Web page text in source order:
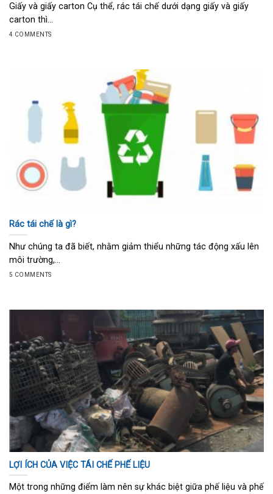
Giấy và giấy carton Cụ thể, rác tái chế dưới dạng giấy và giấy
carton thì...
4 COMMENTS
Rác tái chế là gì?
Như chúng ta đã biết, nhằm giảm thiểu những tác động xấu lên
môi trường,...
5 COMMENTS
LỢI ÍCH CỦA VIỆC TÁI CHẾ PHẾ LIỆU
Một trong những điểm làm nên sự khác biệt giữa phế liệu và phế